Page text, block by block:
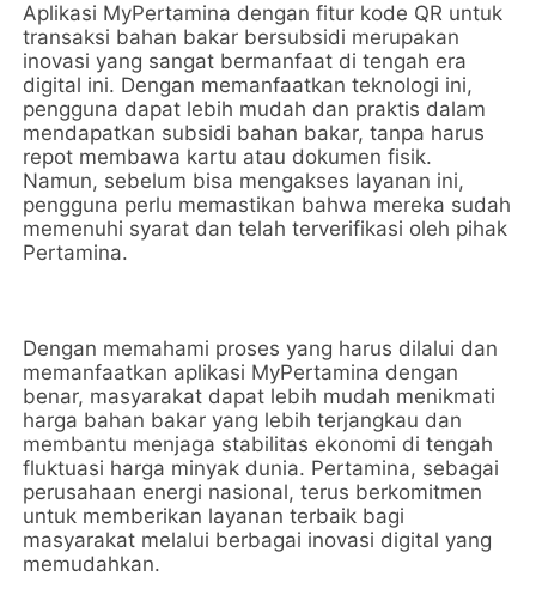
Aplikasi MyPertamina dengan fitur kode QR untuk
transaksi bahan bakar bersubsidi merupakan
inovasi yang sangat bermanfaat di tengah era
digital ini. Dengan memanfaatkan teknologi ini,
pengguna dapat lebih mudah dan praktis dalam
mendapatkan subsidi bahan bakar, tanpa harus
repot membawa kartu atau dokumen fisik.
Namun, sebelum bisa mengakses layanan ini,
pengguna perlu memastikan bahwa mereka sudah
memenuhi syarat dan telah terverifikasi oleh pihak
Pertamina.
Dengan memahami proses yang harus dilalui dan
memanfaatkan aplikasi MyPertamina dengan
benar, masyarakat dapat lebih mudah menikmati
harga bahan bakar yang lebih terjangkau dan
membantu menjaga stabilitas ekonomi di tengah
fluktuasi harga minyak dunia. Pertamina, sebagai
perusahaan energi nasional, terus berkomitmen
untuk memberikan layanan terbaik bagi
masyarakat melalui berbagai inovasi digital yang
memudahkan.